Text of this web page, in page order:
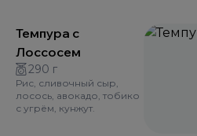
Темпура с
Лоссосем
290 г
Рис, сливочный сыр,
лосось, авокадо, тобико
с угрём, кунжут.